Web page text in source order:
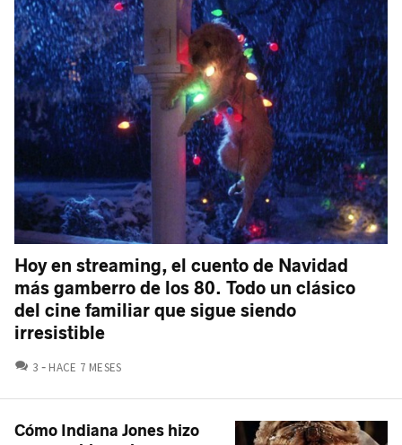
Hoy en streaming, el cuento de Navidad
más gamberro de los 80. Todo un clásico
del cine familiar que sigue siendo
irresistible
3 COMENTARIOS
HACE 7 MESES
Cómo Indiana Jones hizo